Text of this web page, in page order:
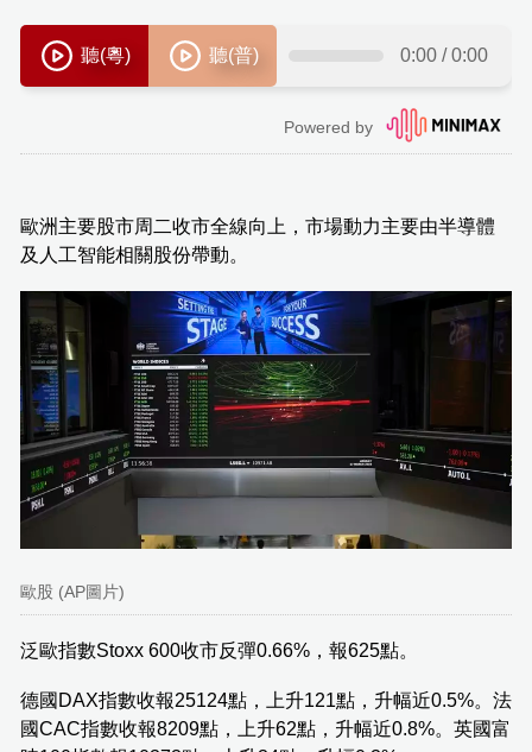
歐洲主要股市周二收市全線向上，市場動力主要由半導體
及人工智能相關股份帶動。
歐股 (AP圖片)
泛歐指數Stoxx 600收市反彈0.66%，報625點。
德國DAX指數收報25124點，上升121點，升幅近0.5%。法
國CAC指數收報8209點，上升62點，升幅近0.8%。英國富